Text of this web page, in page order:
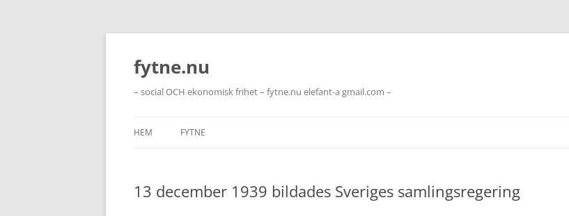
Hoppa
innehåll
fytne.nu
– social OCH ekonomisk frihet – fytne.nu elefant-a gmail.com –
HEM FYTNE
13 december 1939 bildades Sveriges samlingsregering